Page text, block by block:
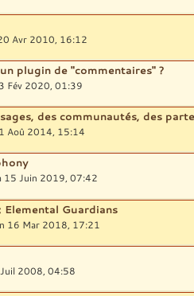
Avr 2010, 16:12
plugin de "commentaires" ?
Fév 2020, 01:39
des communautés, des
Aoû 2014, 15:14
15 Juin 2019, 07:42
Guardians
16 Mar 2018, 17:21
2008, 04:58